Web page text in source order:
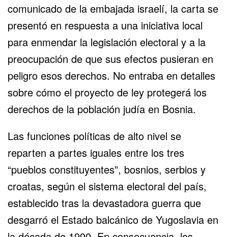
comunicado de la embajada israelí, la carta se
presentó en respuesta a una iniciativa local
para enmendar la legislación electoral y a la
preocupación de que sus efectos pusieran en
peligro esos derechos. No entraba en detalles
sobre cómo el proyecto de ley protegerá los
derechos de la población judía en Bosnia.
Las funciones políticas de alto nivel se
reparten a partes iguales entre los tres
“pueblos constituyentes”, bosnios, serbios y
croatas, según el sistema electoral del país,
establecido tras la devastadora guerra que
desgarró el Estado balcánico de Yugoslavia en